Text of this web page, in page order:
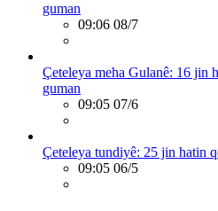
guman
09:06 08/7
Çeteleya meha Gulanê: 16 jin
guman
09:05 07/6
Çeteleya tundiyê: 25 jin hatin
09:05 06/5